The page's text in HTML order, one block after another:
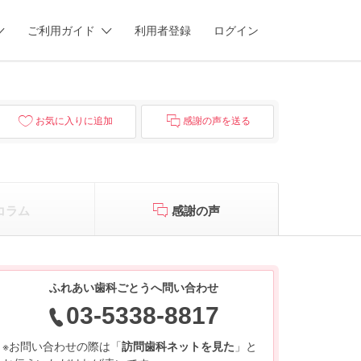
ご利用ガイド 利用者登録 ログイン
お気に入りに追加 感謝の声を送る
ラム 感謝の声
ふれあい歯科ごとうへ問い合わせ
03-5338-8817
※お問い合わせの際は「訪問歯科ネットを見た 」と